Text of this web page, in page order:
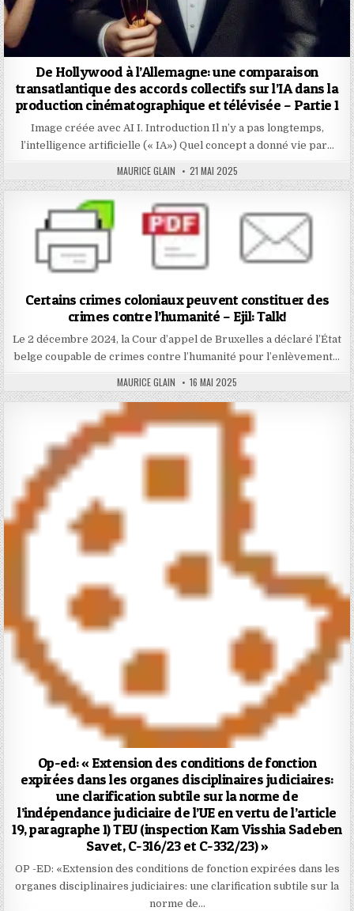
De Hollywood à l’Allemagne: une comparaison
transatlantique des accords collectifs sur l’IA dans la
production cinématographique et télévisée – Partie 1
Image créée avec AI I. Introduction Il n’y a pas longtemps,
l’intelligence artificielle (« IA») Quel concept a donné vie par…
AUTHOR:
MAURICE GLAIN PUBLISHED
DATE:
21 MAI 2025
Certains crimes coloniaux peuvent constituer des
crimes contre l’humanité – Ejil: Talk!
Le 2 décembre 2024, la Cour d’appel de Bruxelles a déclaré l’État
belge coupable de crimes contre l’humanité pour l’enlèvement…
AUTHOR:
MAURICE GLAIN PUBLISHED
DATE:
16 MAI 2025
Op-ed: « Extension des conditions de fonction
expirées dans les organes disciplinaires judiciaires:
une clarification subtile sur la norme de
l’indépendance judiciaire de l’UE en vertu de l’article
19, paragraphe 1) TEU (inspection Kam Visshia Sadeben
Savet, C-316/23 et C-332/23) »
OP -ED: «Extension des conditions de fonction expirées dans les
organes disciplinaires judiciaires: une clarification subtile sur la
norme de…